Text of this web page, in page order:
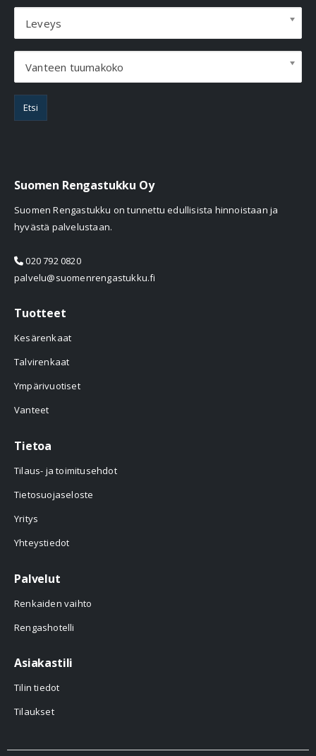
Leveys
Vanteen tuumakoko
Etsi
Suomen Rengastukku Oy
Suomen Rengastukku on tunnettu edullisista hinnoistaan ja
hyvästä palvelustaan.
020 792 0820
palvelu@suomenrengastukku.fi
Tuotteet
Kesärenkaat
Talvirenkaat
Ympärivuotiset
Vanteet
Tietoa
Tilaus- ja toimitusehdot
Tietosuojaseloste
Yritys
Yhteystiedot
Palvelut
Renkaiden vaihto
Rengashotelli
Asiakastili
Tilin tiedot
Tilaukset